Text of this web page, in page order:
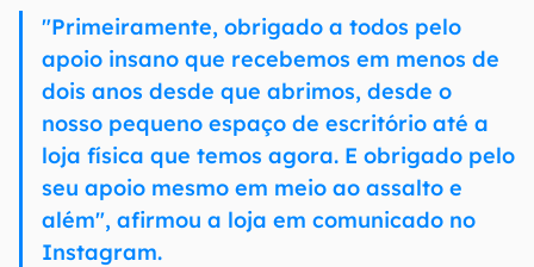
"Primeiramente, obrigado a todos pelo
apoio insano que recebemos em menos de
dois anos desde que abrimos, desde o
nosso pequeno espaço de escritório até a
loja física que temos agora. E obrigado pelo
seu apoio mesmo em meio ao assalto e
além", afirmou a loja em comunicado no
Instagram.